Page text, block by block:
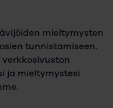
mieltymysten
tunnistamiseen.
ja mieltymystesi